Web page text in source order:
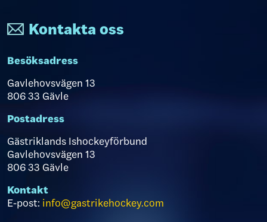
Kontakta oss
Besöksadress
Gavlehovsvägen 13
806 33 Gävle
Postadress
Gästriklands Ishockeyförbund
Gavlehovsvägen 13
806 33 Gävle
Kontakt
E-post: info@gastrikehockey.com